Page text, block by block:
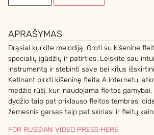
APRAŠYMAS
Drąsiai kurkite melodiją. Groti su kišenine
specialių įgūdžių ir patirties. Leiskite sau
instrumentą ir stebinti save bei kitus
Ketinant pirkti kišeninę fleita A internetu,
medžio rūšį, kuri naudojama fleitos
dydžio taip pat priklauso fleitos tembras,
žemesnis garsas taip pat skiriasi ir fleitų
FOR RUSSIAN VIDEO PRESS HERE